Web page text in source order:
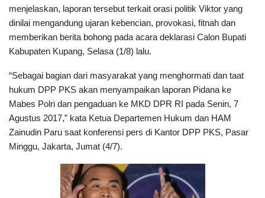
menjelaskan, laporan tersebut terkait orasi politik Viktor yang
dinilai mengandung ujaran kebencian, provokasi, fitnah dan
memberikan berita bohong pada acara deklarasi Calon Bupati
Kabupaten Kupang, Selasa (1/8) lalu.
“Sebagai bagian dari masyarakat yang menghormati dan taat
hukum DPP PKS akan menyampaikan laporan Pidana ke
Mabes Polri dan pengaduan ke MKD DPR RI pada Senin, 7
Agustus 2017,” kata Ketua Departemen Hukum dan HAM
Zainudin Paru saat konferensi pers di Kantor DPP PKS, Pasar
Minggu, Jakarta, Jumat (4/7).